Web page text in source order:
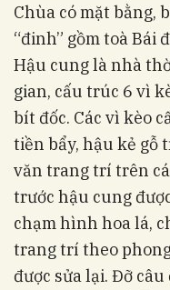
Chùa có mặt bằng,
“đinh” gồm toà Bái
Hậu cung là nhà
gian, cấu trúc 6 vì
bít đốc. Các vì kèo
tiền bẩy, hậu kẻ gỗ
văn trang trí trên
trước hậu cung
chạm hình hoa lá,
trang trí theo
được sửa lại. Đỡ